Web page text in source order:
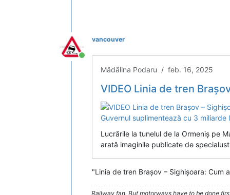
Conectat
vancouver
Mădălina Podaru / feb. 16, 2025
VIDEO Linia de tren Brașov – Sighișoara: Cum arată lucrările la
Lucrările la tunelul de la Ormeniș pe
arată imaginile publicate de
"Linia de tren Brașov – Sighișoara:
Railway fan. But motorways have to be done